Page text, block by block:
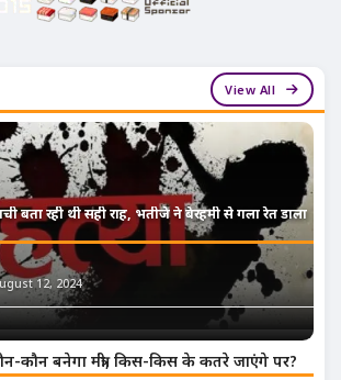
View All
बता रही थी सही राह, भतीजे ने बेरहमी से गला रेत डाला
12, 2024
कौन बनेगा मंत्री, किस-किस के कतरे जाएंगे पर?